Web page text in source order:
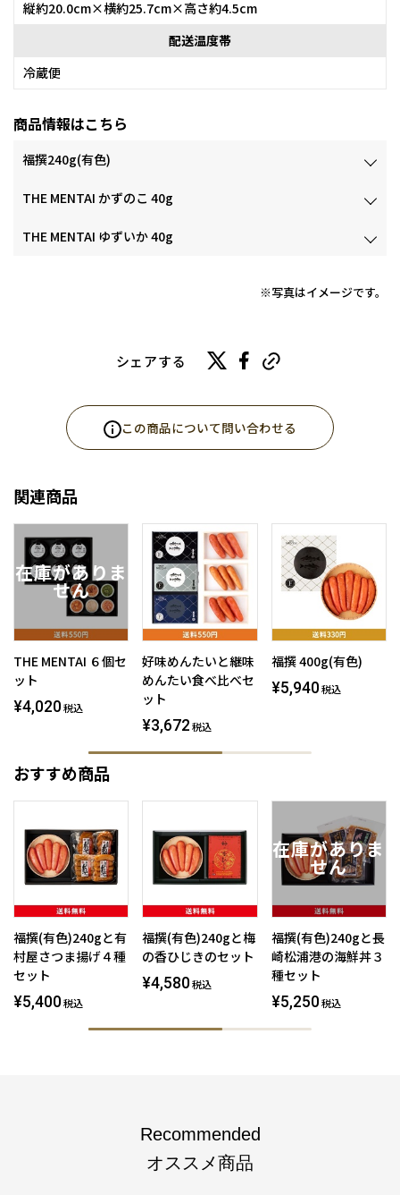
縦約20.0cm×横約25.7cm×高さ約4.5cm
配送温度帯
冷蔵便
商品情報はこちら
福撰240g(有色)
THE MENTAI かずのこ 40g
THE MENTAI ゆずいか 40g
※写真はイメージです。
シェアする
この商品について問い合わせる
関連商品
THE MENTAI ６個セ
ット
¥4,020 税込
好味めんたいと継味
めんたい食べ比べセ
ット
¥3,672 税込
福撰 400g(有色)
¥5,940 税込
おすすめ商品
福撰(有色)240gと有
村屋さつま揚げ４種
セット
¥5,400 税込
福撰(有色)240gと梅
の香ひじきのセット
¥4,580 税込
福撰(有色)240gと長
崎松浦港の海鮮丼３
種セット
¥5,250 税込
Recommended
オススメ商品